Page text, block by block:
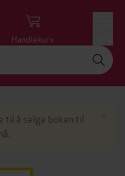
Handlekurv
til å selge boken til